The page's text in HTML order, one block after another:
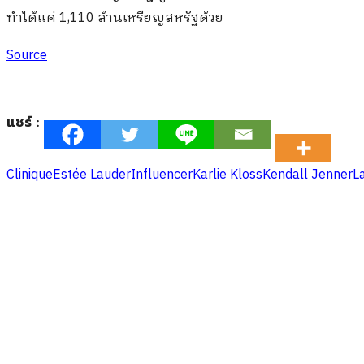
ทำได้แค่ 1,110 ล้านเหรียญสหรัฐด้วย
Source
แชร์ :
CliniqueEstée LauderInfluencerKarlie KlossKendall Jenner